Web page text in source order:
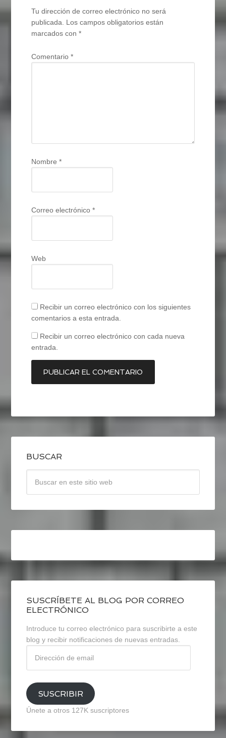
Tu dirección de correo electrónico no será
publicada.
Los campos obligatorios están
marcados con*
Comentario*
Nombre*
Correo electrónico*
Web
Recibir un correo electrónico con los siguientes
comentarios a esta entrada.
Recibir un correo electrónico con cada nueva
entrada.
BUSCAR
SUSCRÍBETE AL BLOG POR CORREO
ELECTRÓNICO
Introduce tu correo electrónico para suscribirte a este
blog y recibir notificaciones de nuevas entradas.
email
SUSCRIBIR
Únete a otros 127K suscriptores